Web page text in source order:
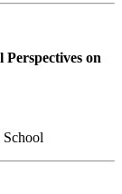
on